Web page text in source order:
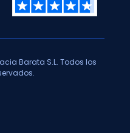
Barata S.L. Todos los